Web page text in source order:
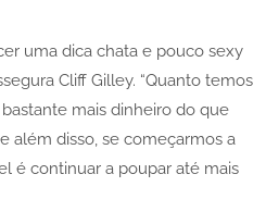
uma dica chata e pouco sexy
Cliff Gilley. “Quanto temos
mais dinheiro do que
além disso, se começarmos a
é continuar a poupar até mais